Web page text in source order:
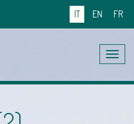
IT EN FR
Toggle